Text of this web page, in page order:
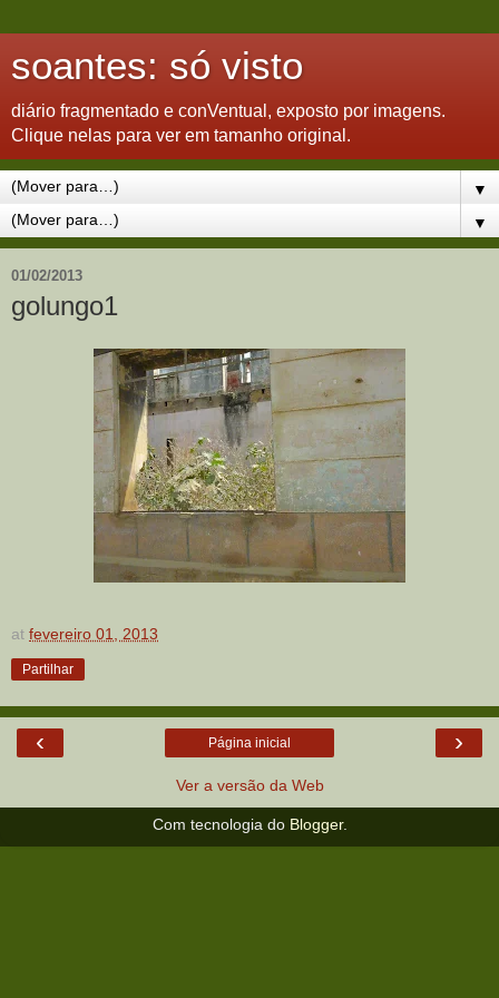
soantes: só visto
diário fragmentado e conVentual, exposto por imagens.
Clique nelas para ver em tamanho original.
▼
▼
01/02/2013
golungo1
at fevereiro 01, 2013
Partilhar
‹ ›
Página inicial
Ver a versão da Web
Com tecnologia do Blogger.